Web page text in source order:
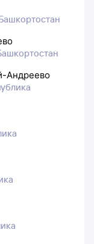
Андреево